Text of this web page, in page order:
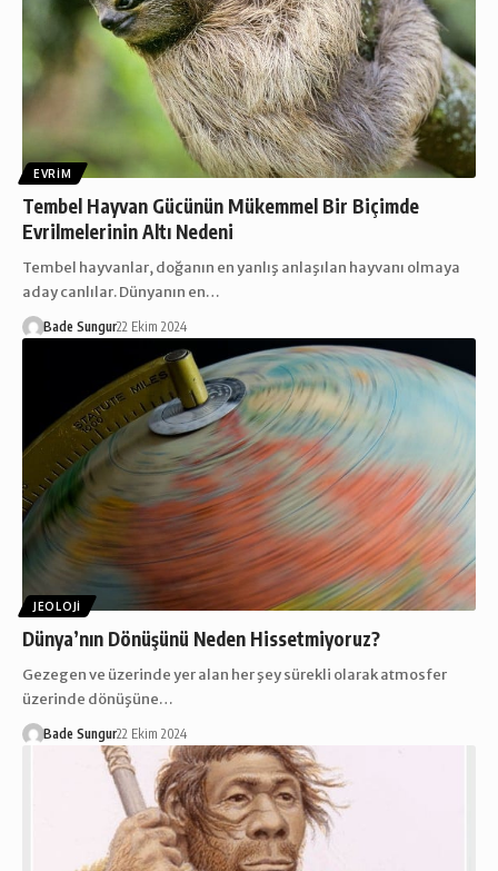
EVRIM
Tembel Hayvan Gücünün Mükemmel Bir Biçimde
Evrilmelerinin Altı Nedeni
Tembel hayvanlar, doğanın en yanlış anlaşılan hayvanı olmaya
aday canlılar. Dünyanın en…
Bade Sungur22 Ekim 2024
JEOLOJI
Dünya’nın Dönüşünü Neden Hissetmiyoruz?
Gezegen ve üzerinde yer alan her şey sürekli olarak atmosfer
üzerinde dönüşüne…
Bade Sungur22 Ekim 2024